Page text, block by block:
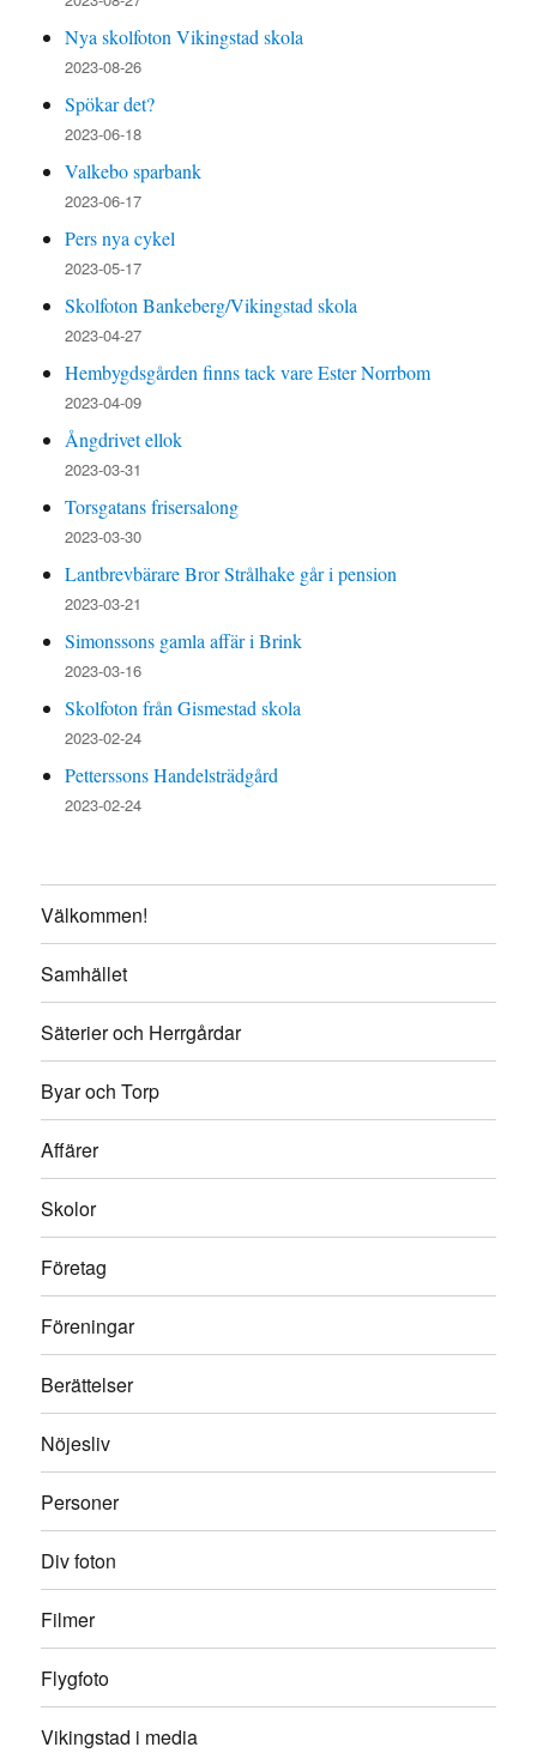
Nya skolfoton Vikingstad skola
2023-08-26
Spökar det?
2023-06-18
Valkebo sparbank
2023-06-17
Pers nya cykel
2023-05-17
Skolfoton Bankeberg/Vikingstad skola
2023-04-27
Hembygdsgården finns tack vare Ester Norrbom
2023-04-09
Ångdrivet ellok
2023-03-31
Torsgatans frisersalong
2023-03-30
Lantbrevbärare Bror Strålhake går i pension
2023-03-21
Simonssons gamla affär i Brink
2023-03-16
Skolfoton från Gismestad skola
2023-02-24
Petterssons Handelsträdgård
2023-02-24
Välkommen!
Samhället
Säterier och Herrgårdar
Byar och Torp
Affärer
Skolor
Företag
Föreningar
Berättelser
Nöjesliv
Personer
Div foton
Filmer
Flygfoto
Vikingstad i media